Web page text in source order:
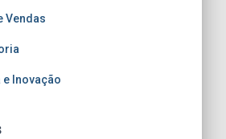
Vendas
Inovação